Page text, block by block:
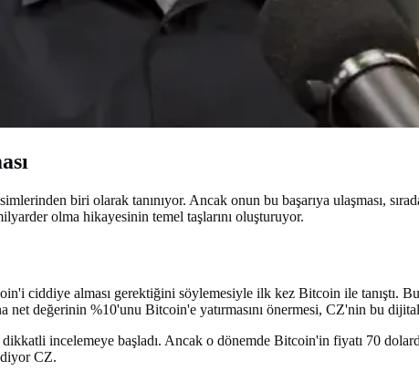
biri olarak tanınıyor. Ancak onun bu başarıya ulaşması,
olma hikayesinin temel taşlarını oluşturuyor.
ciddiye alması gerektiğini söylemesiyle ilk kez Bitcoin ile tanıştı.
değerinin %10'unu Bitcoin'e yatırmasını önermesi, CZ'nin bu
incelemeye başladı. Ancak o dönemde Bitcoin'in fiyatı 70
diyor CZ.